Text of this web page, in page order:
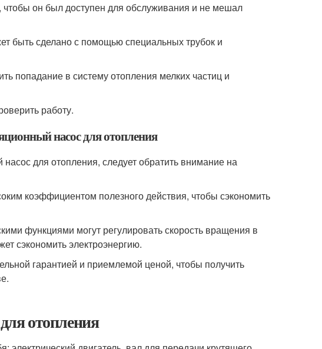
он был доступен для обслуживания и не мешал
быть сделано с помощью специальных трубок и
попадание в систему отопления мелких частиц и
работу.
насос для отопления
для отопления, следует обратить внимание на
коэффициентом полезного действия, чтобы сэкономить
функциями могут регулировать скорость вращения в
сэкономить электроэнергию.
гарантией и приемлемой ценой, чтобы получить
отопления